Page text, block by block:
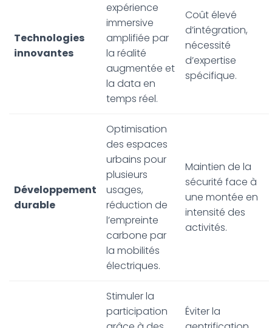
Technologies
innovantes
expérience
immersive
amplifiée par
la réalité
augmentée et
la data en
temps réel.
Coût élevé
d’intégration,
nécessité
d’expertise
spécifique.
Développement
durable
Optimisation
des espaces
urbains pour
plusieurs
usages,
réduction de
l’empreinte
carbone par
la mobilités
électriques.
Maintien de la
sécurité face à
une montée en
intensité des
activités.
Stimuler la
participation
Éviter la